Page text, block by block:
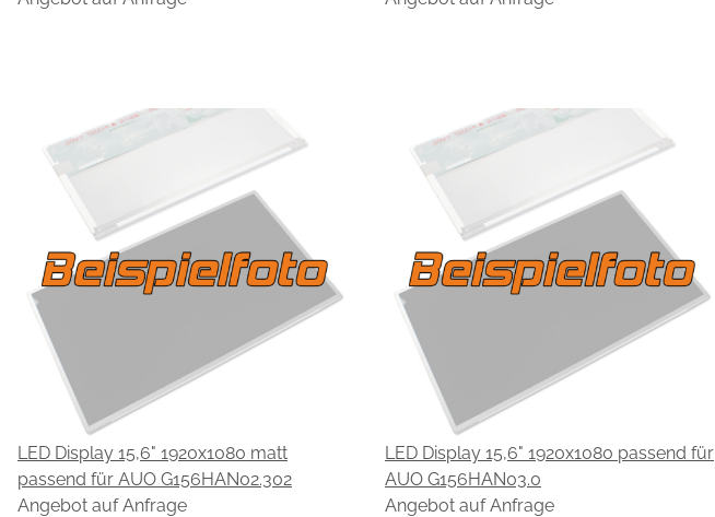
LED Display 15,6" 1920x1080 matt
passend für AUO G156HAN02.302
Angebot auf Anfrage
LED Display 15,6" 1920x1080 passend für
AUO G156HAN03.0
Angebot auf Anfrage